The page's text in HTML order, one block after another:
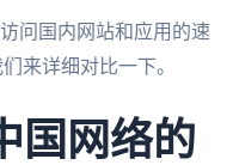
问国内网站和应用的速
来详细对比一下。
国网络的